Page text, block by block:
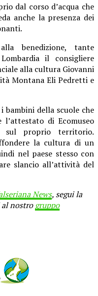
dal corso d’acqua che
anche la presenza dei
benedizione, tante
il consigliere
alla cultura Giovanni
Montana Eli Pedretti e
bambini della scuole che
di Ecomuseo
sul proprio territorio.
la cultura di un
nel paese stesso con
slancio all’attività del
News, segui la
nostrogruppo